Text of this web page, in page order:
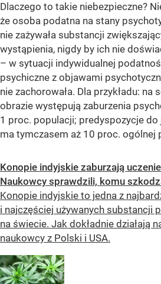
Dlaczego to takie niebezpieczne?
że osoba podatna na stany
nie zażywała substancji
wystąpienia, nigdy by ich nie
– w sytuacji indywidualnej
psychiczne z objawami
nie zachorowała. Dla przykładu: na
obrazie występują zaburzenia
1 proc. populacji; predyspozycje do
ma tymczasem aż 10 proc. ogólnej
Konopie indyjskie zaburzają
Naukowcy sprawdzili, komu
Konopie indyjskie to jedna z
i najczęściej używanych substancji
na świecie. Jak dokładnie działają
naukowcy z Polski i USA.